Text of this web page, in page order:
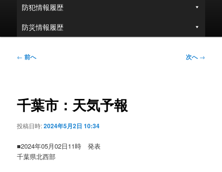
ュ
防犯情報履歴
防災情報履歴
投
ゲ
ー
ョ
← 前へ 次へ→
千葉市：天気予報
投稿日時:2024年5月2日 10:34
■2024年05月02日11時 発表
千葉県北西部